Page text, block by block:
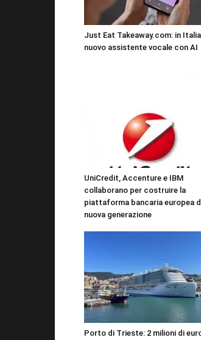
Just Eat Takeaway.com: in Italia
nuovo assistente vocale con AI
UniCredit, Accenture e IBM
collaborano per costruire la
piattaforma bancaria europea
nuova generazione
Porto di Trieste: 2 milioni di